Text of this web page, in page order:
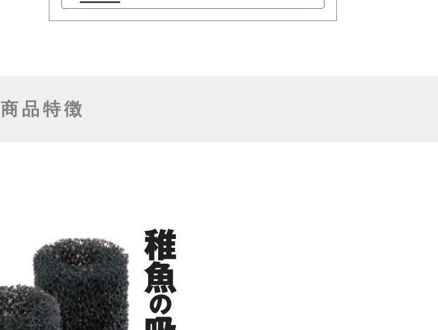
商品特徴